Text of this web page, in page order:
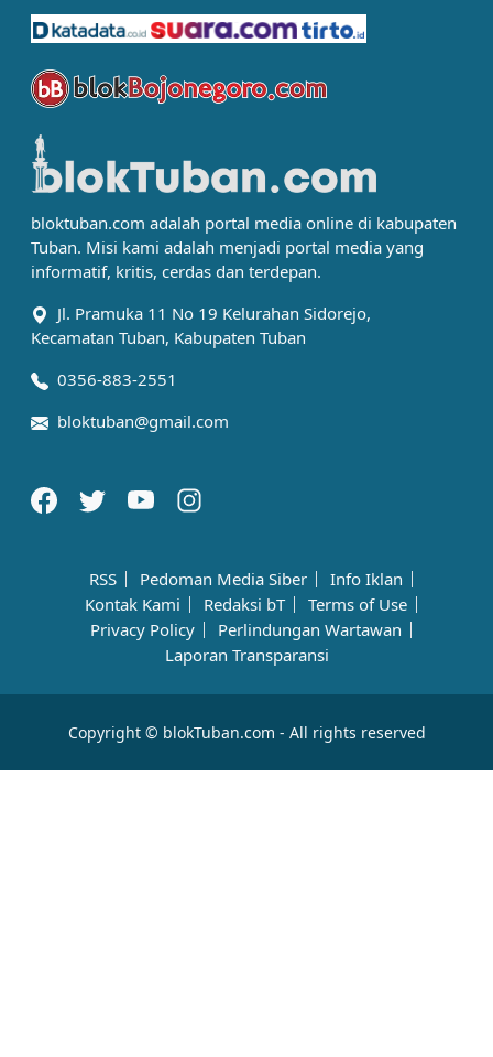
bloktuban.com adalah portal media online di kabupaten
Tuban. Misi kami adalah menjadi portal media yang
informatif, kritis, cerdas dan terdepan.
Jl. Pramuka 11 No 19 Kelurahan Sidorejo,
Kecamatan Tuban, Kabupaten Tuban
0356-883-2551
bloktuban@gmail.com
RSS Pedoman Media Siber
Info Iklan
Kontak Kami
Redaksi bT
Terms of Use
Privacy Policy
Perlindungan Wartawan
Laporan Transparansi
Copyright © blokTuban.com - All rights reserved